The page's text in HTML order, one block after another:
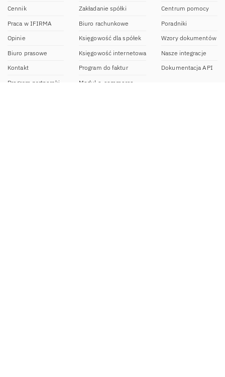
Cennik
Praca w IFIRMA
Opinie
Biuro prasowe
Kontakt
Program partnerski
Zakładanie spółki
Biuro rachunkowe
Księgowość dla spółek
Księgowość internetowa
Program do faktur
Moduł e-commerce
Centrum pomocy
Poradniki
Wzory dokumentów
Nasze integracje
Dokumentacja API